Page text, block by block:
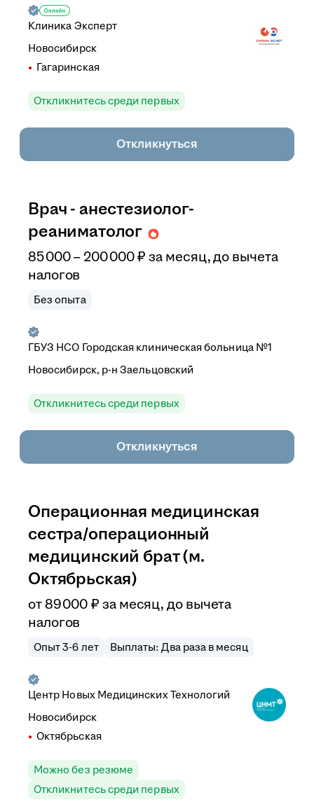
Клиника Эксперт
Новосибирск
Гагаринская
Откликнитесь среди первых
Откликнуться
Врач - анестезиолог-
реаниматолог
85 000– 200 000₽ за месяц,до вычета
налогов
Без опыта
ГБУЗ НСО Городская клиническая больница №1
Новосибирск, р-н Заельцовский
Откликнитесь среди первых
Откликнуться
Операционная медицинская
сестра/операционный
медицинский брат (м.
Октябрьская)
от89 000 ₽ за месяц,до вычета
налогов
Опыт 3-6 лет Выплаты: Два раза в месяц
Центр Новых Медицинских Технологий
Новосибирск
Октябрьская
Можно без резюме
Откликнитесь среди первых